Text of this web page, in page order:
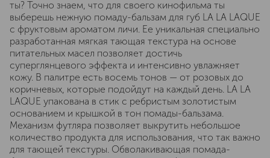
ты? Точно знаем, что для своего кинофильма ты
выберешь нежную помаду-бальзам для губ LA LA LAQUE
с фруктовым ароматом личи. Ее уникальная специально
разработанная мягкая тающая текстура на основе
питательных масел позволяет достичь
суперглянцевого эффекта и интенсивно увлажняет
кожу. В палитре есть восемь тонов — от розовых до
коричневых, которые подойдут на каждый день. LA LA
LAQUE упакована в стик с ребристым золотистым
основанием и крышкой в тон помады-бальзама.
Механизм футляра позволяет выкрутить небольшое
количество продукта для использования, что так важно
для тающей текстуры. Обволакивающая помада-